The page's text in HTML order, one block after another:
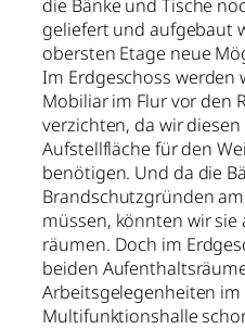
die Bänke und Tische
geliefert und aufgebaut
obersten Etage neue
Im Erdgeschoss werden
Mobiliar im Flur vor den
verzichten, da wir diesen
Aufstellfläche für den
benötigen. Und da die
Brandschutzgründen
müssen, könnten wir
räumen. Doch im
beiden
Arbeitsgelegenheiten
Multifunktionshalle